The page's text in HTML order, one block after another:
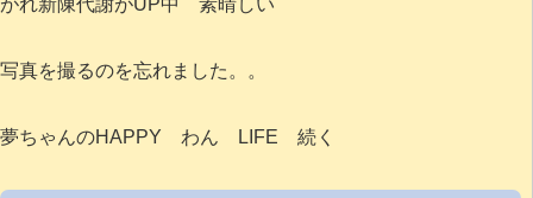
写真を撮るのを忘れました。。
夢ちゃんのHAPPY わん LIFE 続く